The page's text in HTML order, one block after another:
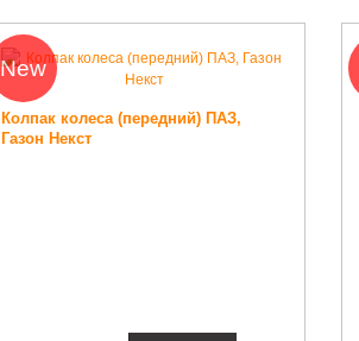
New
Колпак колеса (передний) ПАЗ,
Газон Некст